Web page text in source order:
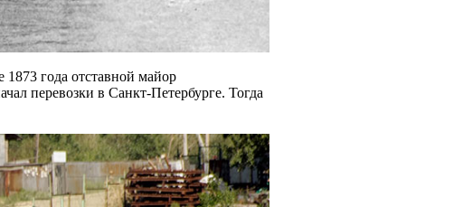
года отставной майор
перевозки в Санкт-Петербурге. Тогда